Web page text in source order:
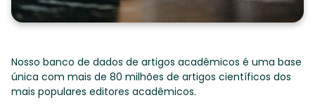
Nosso banco de dados de artigos acadêmicos é uma base
única com mais de 80 milhões de artigos científicos dos
mais populares editores acadêmicos.